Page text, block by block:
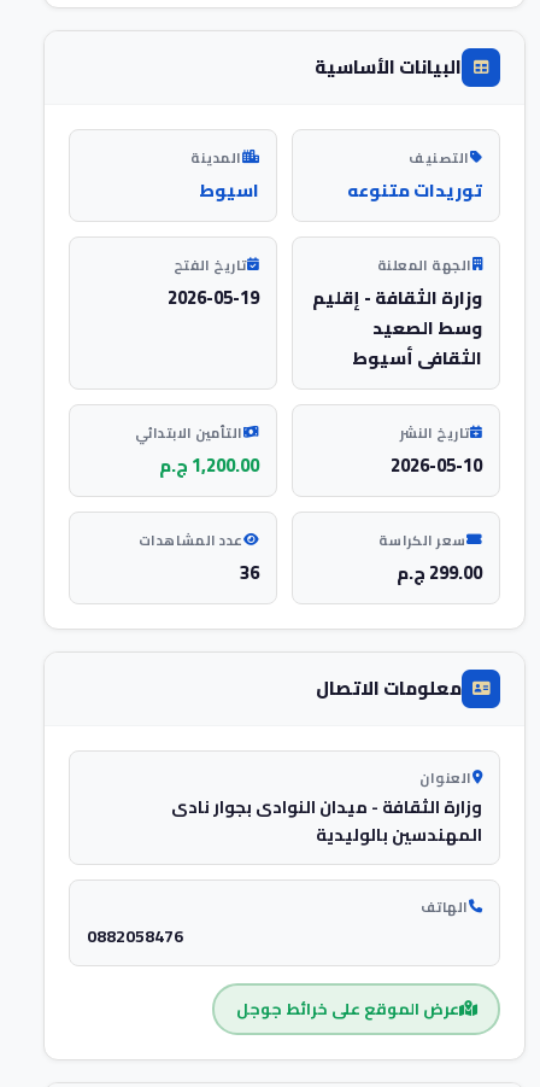
البيانات الأساسية
التصنيف
توريدات متنوعه
المدينة
اسيوط
الجهة المعلنة
وزارة الثقافة - إقليم
وسط الصعيد
الثقافى أسيوط
تاريخ الفتح
2026-05-19
تاريخ النشر
2026-05-10
التأمين الابتدائي
1,200.00 ج.م
سعر الكراسة
299.00 ج.م
عدد المشاهدات
36
معلومات الاتصال
العنوان
وزارة الثقافة - ميدان النوادى بجوار نادى
المهندسين بالوليدية
الهاتف
0882058476
عرض الموقع على خرائط جوجل